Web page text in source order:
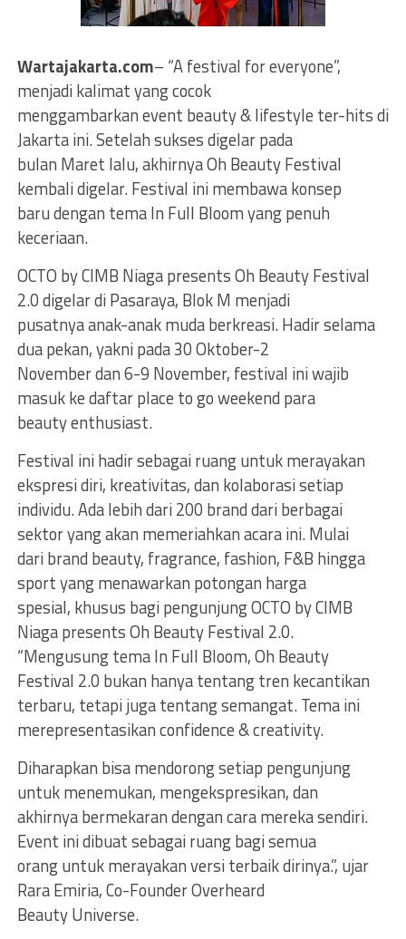
Wartajakarta.com– “A festival for everyone”,
menjadi kalimat yang cocok
menggambarkan event beauty & lifestyle ter-hits di
Jakarta ini. Setelah sukses digelar pada
bulan Maret lalu, akhirnya Oh Beauty Festival
kembali digelar. Festival ini membawa konsep
baru dengan tema In Full Bloom yang penuh
keceriaan.
OCTO by CIMB Niaga presents Oh Beauty Festival
2.0 digelar di Pasaraya, Blok M menjadi
pusatnya anak-anak muda berkreasi. Hadir selama
dua pekan, yakni pada 30 Oktober-2
November dan 6-9 November, festival ini wajib
masuk ke daftar place to go weekend para
beauty enthusiast.
Festival ini hadir sebagai ruang untuk merayakan
ekspresi diri, kreativitas, dan kolaborasi setiap
individu. Ada lebih dari 200 brand dari berbagai
sektor yang akan memeriahkan acara ini. Mulai
dari brand beauty, fragrance, fashion, F&B hingga
sport yang menawarkan potongan harga
spesial, khusus bagi pengunjung OCTO by CIMB
Niaga presents Oh Beauty Festival 2.0.
“Mengusung tema In Full Bloom, Oh Beauty
Festival 2.0 bukan hanya tentang tren kecantikan
terbaru, tetapi juga tentang semangat. Tema ini
merepresentasikan confidence & creativity.
Diharapkan bisa mendorong setiap pengunjung
untuk menemukan, mengekspresikan, dan
akhirnya bermekaran dengan cara mereka sendiri.
Event ini dibuat sebagai ruang bagi semua
orang untuk merayakan versi terbaik dirinya.”, ujar
Rara Emiria, Co-Founder Overheard
Beauty Universe.